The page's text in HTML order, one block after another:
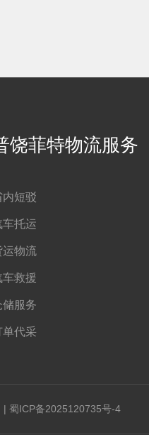
饶菲特物流服务
内短驳
车托运
运物流
车救援
储服务
单代采
| 蜀ICP备2025120735号-4